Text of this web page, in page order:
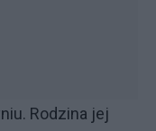
Rodzina jej